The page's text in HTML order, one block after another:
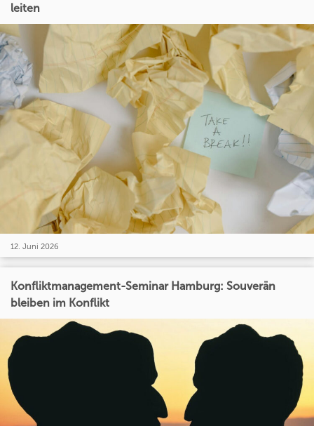
leiten
12. Juni 2026
Konfliktmanagement-Seminar Hamburg: Souverän
bleiben im Konflikt